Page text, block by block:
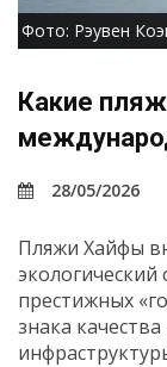
Фото: Рэувен
Какие
28/05/2026
Пляжи Хайфы
экологический
престижных
знака